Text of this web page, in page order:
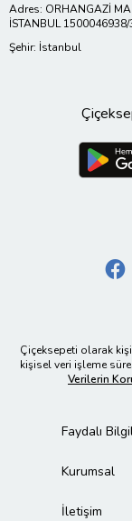
Adres: ORHANGAZİ
İSTANBUL
Şehir: İstanbul
Çiçeksepeti olarak
kişisel veri işleme
Verilerin
Faydalı
Kurumsal
İletişim